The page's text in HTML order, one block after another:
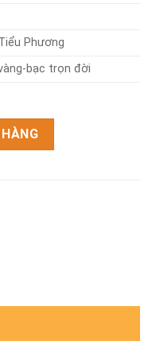
Phương
bạc trọn đời